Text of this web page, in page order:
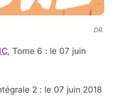
DR.
, Tome 6 : le 07 juin
2 : le 07 juin 2018